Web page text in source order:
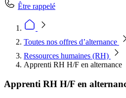
Être rappelé
Toutes nos offres d’alternance
Ressources humaines (RH)
Apprenti RH H/F en alternance
Apprenti RH H/F en